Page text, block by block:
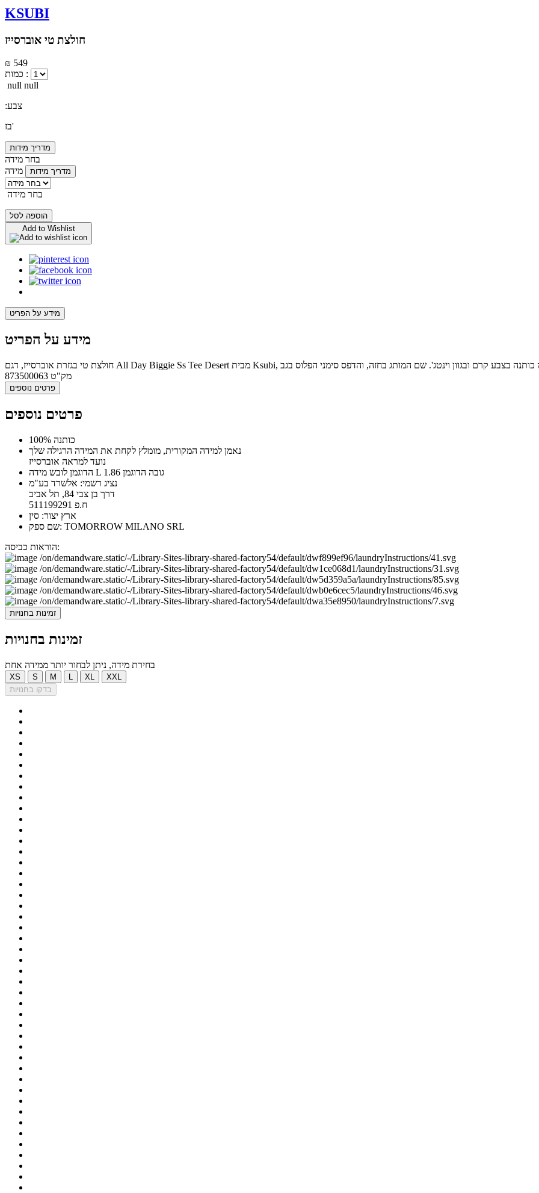
KSUBI
חולצת טי אוברסייז
₪ 549
כמות :
null null
:צבע
בז'
מדריך מידות
בחר מידה
מידה
מדריך מידות
בחר מידה
הוספה לסל
Add to Wishlist
מידע על הפריט
מידע על הפריט
מק"ט 873500063
פרטים נוספים
פרטים נוספים
100% כותנה
נאמן למידה המקורית, מומלץ לקחת את המידה הרגילה שלך
נועד למראה אוברסייז
הדוגמן לובש מידה L גובה הדוגמן 1.86
נציג רשמי: אלשרד בע"מ
דרך בן צבי 84, תל אביב
ח.פ 511199291
ארץ יצור: סין
שם ספק: TOMORROW MILANO SRL
הוראות כביסה:
זמינות בחנויות
זמינות בחנויות
בחירת מידה, ניתן לבחור יותר ממידה אחת
XS S M XL
XXL
בדקו בחנויות